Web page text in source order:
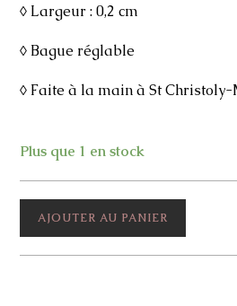
◊ Largeur : 0,2 cm
◊ Bague réglable
◊ Faite à la main à St Christoly-
Plus que 1 en stock
AJOUTER AU PANIER